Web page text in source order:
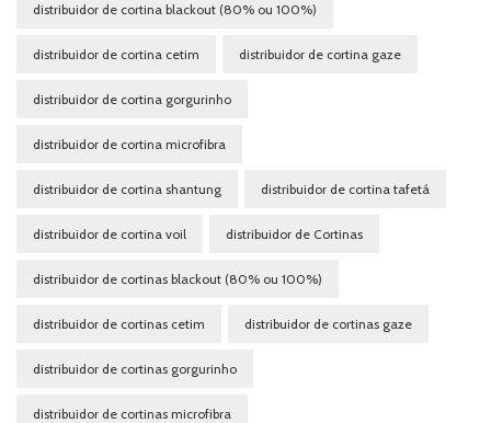
distribuidor de cortina blackout (80% ou 100%)
distribuidor de cortina cetim distribuidor de cortina gaze
distribuidor de cortina gorgurinho
distribuidor de cortina microfibra
distribuidor de cortina shantung distribuidor de cortina tafetá
distribuidor de cortina voil distribuidor de Cortinas
distribuidor de cortinas blackout (80% ou 100%)
distribuidor de cortinas cetim distribuidor de cortinas gaze
distribuidor de cortinas gorgurinho
distribuidor de cortinas microfibra